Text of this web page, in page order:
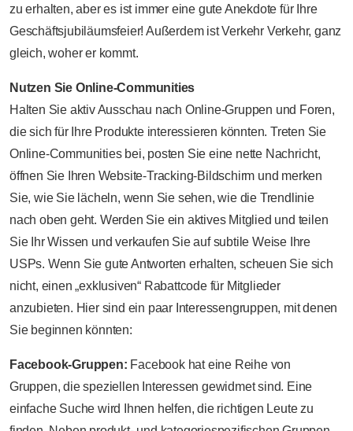
zu erhalten, aber es ist immer eine gute Anekdote für Ihre
Geschäftsjubiläumsfeier! Außerdem ist Verkehr Verkehr, ganz
gleich, woher er kommt.
Nutzen Sie Online-Communities
Halten Sie aktiv Ausschau nach Online-Gruppen und Foren,
die sich für Ihre Produkte interessieren könnten. Treten Sie
Online-Communities bei, posten Sie eine nette Nachricht,
öffnen Sie Ihren Website-Tracking-Bildschirm und merken
Sie, wie Sie lächeln, wenn Sie sehen, wie die Trendlinie
nach oben geht. Werden Sie ein aktives Mitglied und teilen
Sie Ihr Wissen und verkaufen Sie auf subtile Weise Ihre
USPs. Wenn Sie gute Antworten erhalten, scheuen Sie sich
nicht, einen „exklusiven“ Rabattcode für Mitglieder
anzubieten. Hier sind ein paar Interessengruppen, mit denen
Sie beginnen könnten:
Facebook-Gruppen: Facebook hat eine Reihe von
Gruppen, die speziellen Interessen gewidmet sind. Eine
einfache Suche wird Ihnen helfen, die richtigen Leute zu